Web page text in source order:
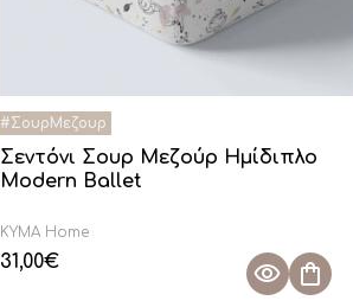
Σεντόνι Σουρ Μεζούρ Ημίδιπλο
Modern Ballet
KYMA Home
31,00€